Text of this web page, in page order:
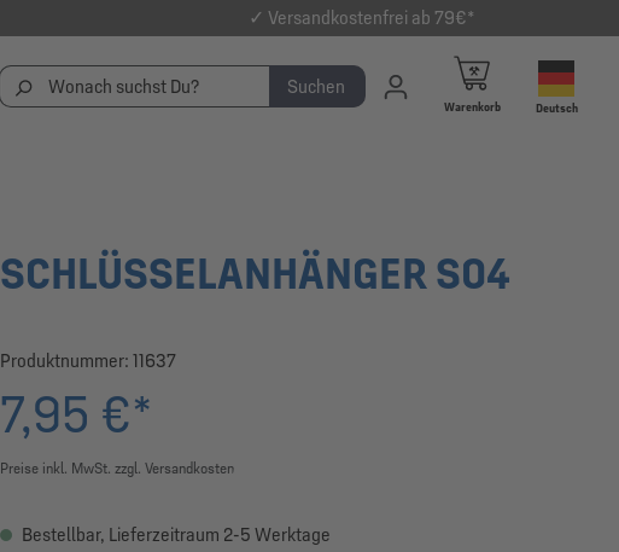
✓ Versandkostenfrei ab 79€*
Suchen
Warenkorb Deutsch
SCHLÜSSELANHÄNGER S04
Produktnummer:11637
7,95 €*
Preise inkl. MwSt. zzgl. Versandkosten
Bestellbar, Lieferzeitraum 2-5 Werktage